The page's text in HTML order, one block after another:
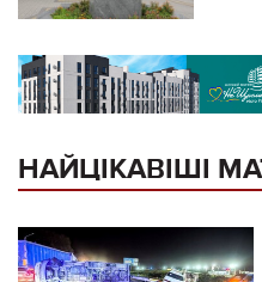
НАЙЦІКАВІШІ